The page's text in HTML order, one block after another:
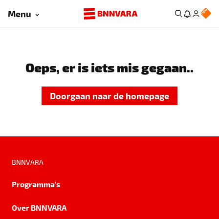
Menu
Oeps, er is iets mis gegaan..
Doorgaan naar de homepage
BNNVARA
Programma's
Over BNNVARA